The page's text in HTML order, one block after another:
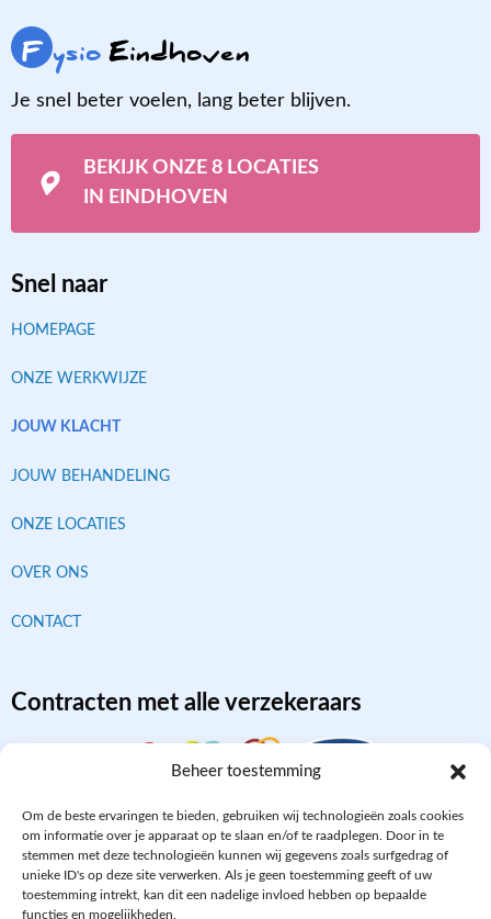
Beheer toestemming
Om de beste ervaringen te bieden, gebruiken wij technologieën zoals cookies
om informatie over je apparaat op te slaan en/of te raadplegen. Door in te
stemmen met deze technologieën kunnen wij gegevens zoals surfgedrag of
unieke ID's op deze site verwerken. Als je geen toestemming geeft of uw
toestemming intrekt, kan dit een nadelige invloed hebben op bepaalde
functies en mogelijkheden.
F ysioEindhoven
Je snel beter voelen, lang beter blijven.
BEKIJK ONZE 8 LOCATIES
IN EINDHOVEN
Snel naar
HOMEPAGE
ONZE WERKWIJZE
JOUW KLACHT
JOUW BEHANDELING
ONZE LOCATIES
OVER ONS
CONTACT
Contracten met alle verzekeraars